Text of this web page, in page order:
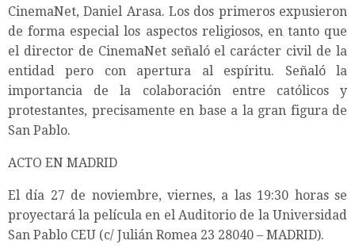
CinemaNet, Daniel Arasa. Los dos primeros expusieron
de forma especial los aspectos religiosos, en tanto que
el director de CinemaNet señaló el carácter civil de la
entidad pero con apertura al espíritu. Señaló la
importancia de la colaboración entre católicos y
protestantes, precisamente en base a la gran figura de
San Pablo.
ACTO EN MADRID
El día 27 de noviembre, viernes, a las 19:30 horas se
proyectará la película en el Auditorio de la Universidad
San Pablo CEU (c/ Julián Romea 23 28040 – MADRID).